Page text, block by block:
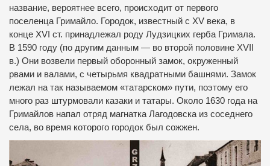
название, вероятнее всего, происходит от первого
поселенца Гримайло. Городок, известный с XV века, в
конце XVI ст. принадлежал роду Лудзицких герба Гримала.
В 1590 году (по другим данным — во второй половине XVII
в.) Они возвели первый оборонный замок, окруженный
рвами и валами, с четырьмя квадратными башнями. Замок
лежал на так называемом «татарском» пути, поэтому его
много раз штурмовали казаки и татары. Около 1630 года на
Гримайлов напал отряд магнатка Лагодовска из соседнего
села, во время которого городок был сожжен.